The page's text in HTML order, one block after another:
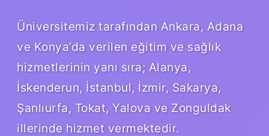
Üniversitemiz tarafından Ankara, Adana
ve Konya’da verilen eğitim ve sağlık
hizmetlerinin yanı sıra; Alanya,
İskenderun, İstanbul, İzmir, Sakarya,
Şanlıurfa, Tokat, Yalova ve Zonguldak
illerinde hizmet vermektedir.